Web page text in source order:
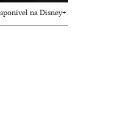
na Disney+.